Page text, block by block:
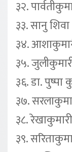
३२.
३३. सानु
३४.
३५.
३६. डा.
३७.
३८.
३९.